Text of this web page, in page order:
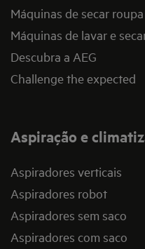
Máquinas de secar roupa
Máquinas de lavar e
Descubra a AEG
Challenge the expected
Aspiração e
Aspiradores verticais
Aspiradores robot
Aspiradores sem saco
Aspiradores com saco